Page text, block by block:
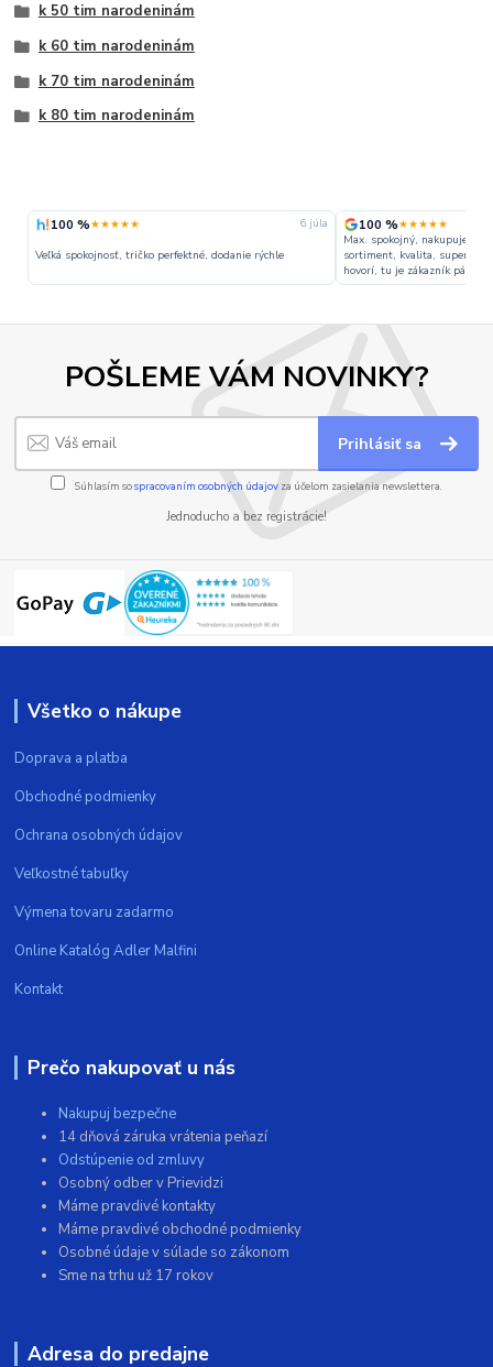
k 50 tim narodeninám
k 60 tim narodeninám
k 70 tim narodeninám
k 80 tim narodeninám
100 %★★★★★ 6. júla
Veľká spokojnosť, tričko perfektné, dodanie rýchle
100 %★★★★★
Max. spokojný, nakupujem
sortiment, kvalita, super
hovorí, tu je zákazník pánom.
POŠLEME VÁM NOVINKY?
Prihlásiť sa
Súhlasím sospracovaním osobných údajov za účelom zasielania newslettera.
Jednoducho a bez registrácie!
Všetko o nákupe
Doprava a platba
Obchodné podmienky
Ochrana osobných údajov
Veľkostné tabuľky
Výmena tovaru zadarmo
Online Katalóg Adler Malfini
Kontakt
Prečo nakupovať u nás
Nakupuj bezpečne
14 dňová záruka vrátenia peňazí
Odstúpenie od zmluvy
Osobný odber v Prievidzi
Máme pravdivé kontakty
Máme pravdivé obchodné podmienky
Osobné údaje v súlade so zákonom
Sme na trhu už 17 rokov
Adresa do predajne